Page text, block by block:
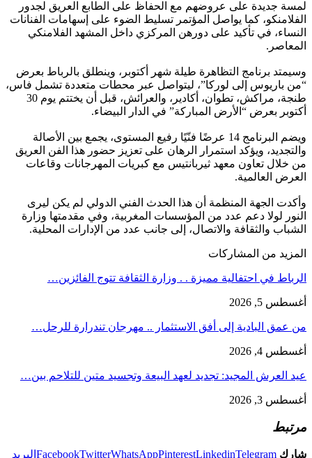
لمسة جديدة على عروضهم مع الحفاظ على الطابع العريق لجدور
الفلامنكو، كما يواصل المؤتمر تسليط الضوء على إسهامات الفنانات
النساء، في تأكيد على دورهن المركزي داخل المشهد الفلامنكي
المعاصر.
وسيمتد برنامج التظاهرة طيلة شهر أكتوبر، وينطلق بالرباط بعرض
“من باريوس إلى لوركا”، ليتواصل عبر محطات متعددة تشمل فاس،
طنجة، مراكش، تطوان، أكادير، والعرائش، قبل أن يختتم يوم 30
أكتوبر بعرض “الأرض المباركة” في الدار البيضاء.
ويضم البرنامج 14 عرضًا فنّيًا رفيع المستوى، يجمع بين الأصالة
والتجديد، ويؤكد استمرار الرهان على تعزيز حضور هذا الفن العريق
من خلال تعاون معهد ثيربانتيس مع كبريات المهرجانات وقاعات
العرض العالمية.
وأكدت الجهة المنظمة أن هذا الحدث الفني الدولي لم يكن ليرى
النور لولا دعم عدد من المؤسسات المغربية، وفي مقدمتها وزارة
الشباب والثقافة والاتصال، إلى جانب عدد من الإدارات المحلية.
المزيد من المشاركات
الرباط في احتفالية مميزة . . وزارة الثقافة تتوج الفائزين…
أغسطس 5, 2026
من عمق البادية إلى أفق الاستثمار .. مهرجان تندرارة للرحل…
أغسطس 4, 2026
عيد العرش المجيد: تجديد لعهد البيعة وتجسيد متين للتلاحم بين…
أغسطس 3, 2026
مرتبط
شارك FacebookTwitterWhatsAppPinterestLinkedinTelegram البريد